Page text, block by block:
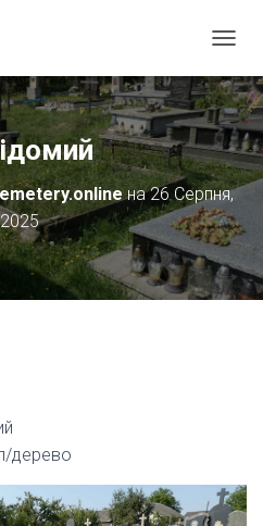
Е
Р
Е
М
К
Н
У
Т
И
Н
А
В
на26 Серпня,
2025
дерево